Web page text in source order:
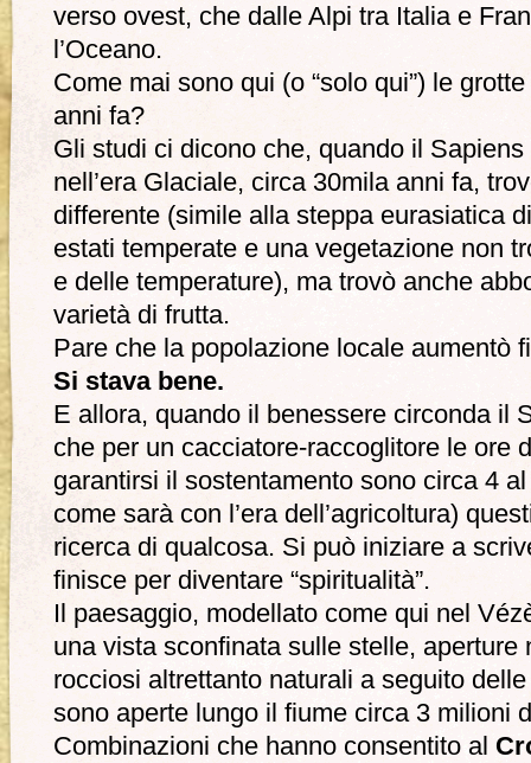
verso ovest, che dalle Alpi tra Italia e
l’Oceano.
Come mai sono qui (o “solo qui”) le
anni fa?
Gli studi ci dicono che, quando il
nell’era Glaciale, circa 30mila anni fa,
differente (simile alla steppa eurasiatica
estati temperate e una vegetazione non
e delle temperature), ma trovò anche
varietà di frutta.
Pare che la popolazione locale aumentò
Si stava bene.
E allora, quando il benessere circonda il
che per un cacciatore-raccoglitore le ore
garantirsi il sostentamento sono circa 4
come sarà con l’era dell’agricoltura)
ricerca di qualcosa. Si può iniziare a
finisce per diventare “spiritualità”.
Il paesaggio, modellato come qui nel
una vista sconfinata sulle stelle, aperture
rocciosi altrettanto naturali a seguito
sono aperte lungo il fiume circa 3 milioni
Combinazioni che hanno consentito al